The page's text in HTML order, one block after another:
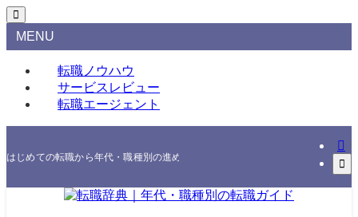
MENU
転職ノウハウ
サービスレビュー
転職エージェント
はじめての転職から年代・職種別の進め方、エージェント・スクールの選び